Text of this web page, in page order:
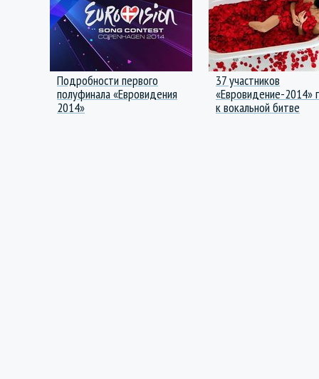
Подробности первого
полуфинала «Евровидения
2014»
37 участников
«Евровидение-2014»
к вокальной битве